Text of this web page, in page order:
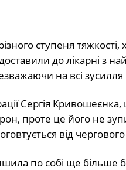
ступеня
до лікарні з
на всі зусилля
Сергія
проте це його не
від
по собі ще більше